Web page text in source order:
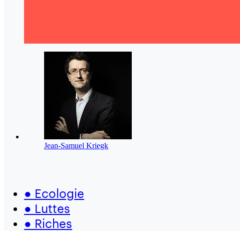
Jean-Samuel Kriegk
● Ecologie
● Luttes
● Riches